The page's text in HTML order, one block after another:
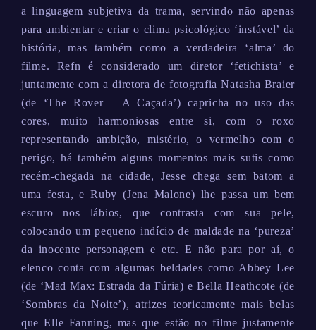
a linguagem subjetiva da trama, servindo não apenas
para ambientar e criar o clima psicológico ‘instável’ da
história, mas também como a verdadeira ‘alma’ do
filme. Refn é considerado um diretor ‘fetichista’ e
juntamente com a diretora de fotografia Natasha Braier
(de ‘The Rover – A Caçada’) capricha no uso das
cores, muito harmoniosas entre si, com o roxo
representando ambição, mistério, o vermelho com o
perigo, há também alguns momentos mais sutis como
recém-chegada na cidade, Jesse chega sem batom a
uma festa, e Ruby (Jena Malone) lhe passa um bem
escuro nos lábios, que contrasta com sua pele,
colocando um pequeno indício de maldade na ‘pureza’
da inocente personagem e etc. E não para por aí, o
elenco conta com algumas beldades como Abbey Lee
(de ‘Mad Max: Estrada da Fúria) e Bella Heathcote (de
‘Sombras da Noite’), atrizes teoricamente mais belas
que Elle Fanning, mas que estão no filme justamente